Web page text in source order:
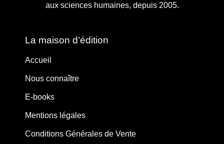
aux sciences humaines, depuis 2005.
La maison d’édition
Accueil
Nous connaître
E-books
Mentions légales
Conditions Générales de Vente